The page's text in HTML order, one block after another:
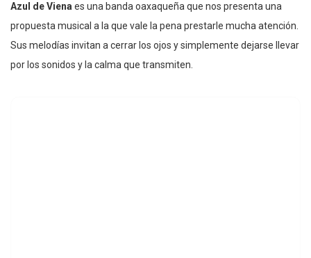
Azul de Viena es una banda oaxaqueña que nos presenta una
propuesta musical a la que vale la pena prestarle mucha atención.
Sus melodías invitan a cerrar los ojos y simplemente dejarse llevar
por los sonidos y la calma que transmiten.